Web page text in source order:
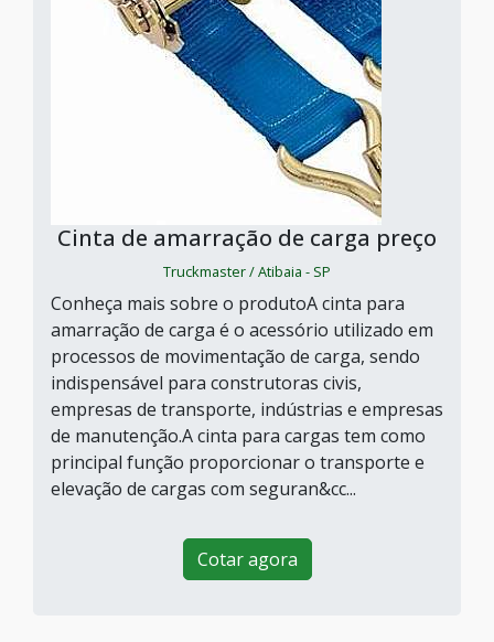
Cinta de amarração de carga preço
Truckmaster / Atibaia - SP
Conheça mais sobre o produtoA cinta para
amarração de carga é o acessório utilizado em
processos de movimentação de carga, sendo
indispensável para construtoras civis,
empresas de transporte, indústrias e empresas
de manutenção.A cinta para cargas tem como
principal função proporcionar o transporte e
elevação de cargas com seguran&cc...
Cotar agora